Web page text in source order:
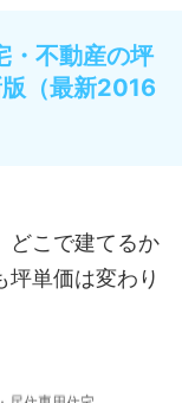
・不動産の坪
（最新2016
どこで建てるか
坪単価は変わり